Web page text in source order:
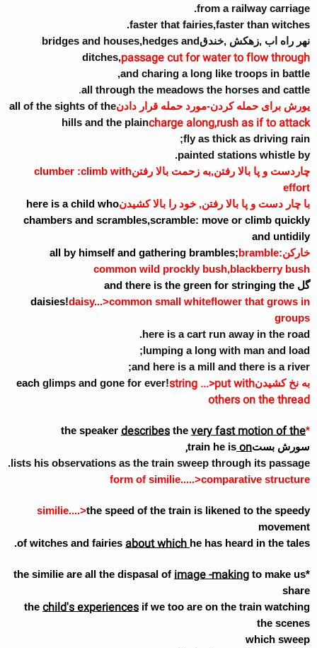
from a railway carriage.
faster that fairies,faster than witches.
نهر راه اب ,زهکش ,خندقbridges and houses,hedges and
ditches,passage cut for water to flow through
and charing a long like troops in battle,
all through the meadows the horses and cattle
.
یورش برای حمله کردن-مورد حمله قرار دادن
all of the sights of the
hills and the plaincharge along,rush as if to attack
fly as thick as driving rain;
painted stations whistle by.
چاردست و پا بالا رفتن,به زحمت بالا رفتنclumber :climb with
effort
با چار دست و پا بالا رفتن, خود را بالا کشیدنhere is a child who
chambers and scrambles,scramble: move or climb quickly
and untidily
خارکن
all by himself and gathering brambles;bramble:
common wild prockly bush,blackberry bush
گل and there is the green for stringing the
daisies!daisy...>common small whiteflower that grows in
groups
here is a cart run away in the road.
lumping a long with man and load;
and here is a mill and there is a river;
به نخ کشیدن
each glimps and gone for ever!string ...>put with
others on the thread
*
the speaker describes the very fast motion of the
سورش بست train he ison,
lists his observations as the train sweep through its passage.
form of similie.....>comparative structure
similie....>the speed of the train is likened to the speedy
movement
of witches and fairies about whichhe has heard in the tales.
*the similie are all the dispasal of
image -making to make us
share
the child's experiences if we too are on the train watching
the scenes
which sweep